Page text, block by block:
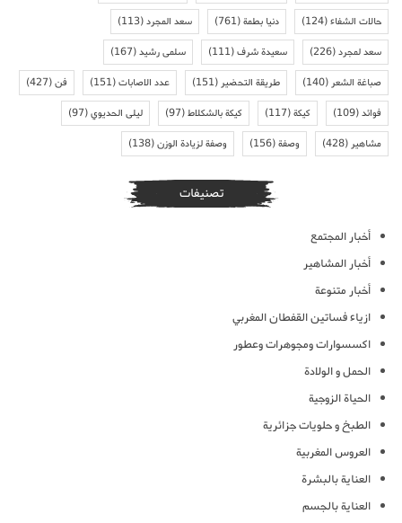
حالات الشفاء(124) دنيا بطمة(761) سعد المجرد(113)
سعد لمجرد(226) سعيدة شرف(111) سلمى رشيد(167)
صباغة الشعر(140) طريقة التحضير(151) عدد الاصابات(151) فن(427)
فوائد(109) كيكة(117) كيكة بالشكلاط(97) ليلى الحديوي(97)
مشاهير(428) وصفة(156) وصفة لزيادة الوزن(138)
تصنيفات
أخبار المجتمع
أخبار المشاهير
أخبار متنوعة
ازياء فساتين القفطان المغربي
اكسسوارات ومجوهرات وعطور
الحمل و الولادة
الحياة الزوجية
الطبخ و حلويات جزائرية
العروس المغربية
العناية بالبشرة
العناية بالجسم